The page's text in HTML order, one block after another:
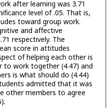
after learning was 3.71
level of .05. That is,
toward group work.
and affective
respectively. The
score in attitudes
of helping each other is
to work together (4.47) and
is what should do (4.44)
admitted that it was
other members to agree